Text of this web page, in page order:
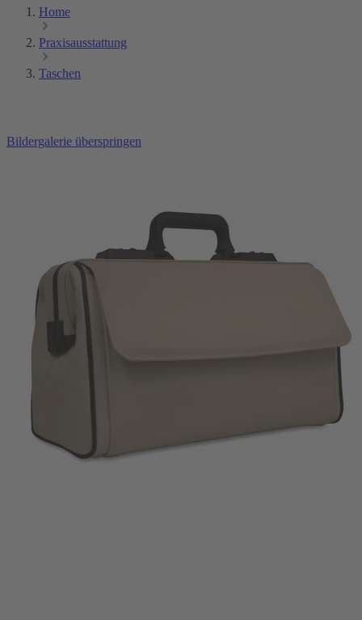
Home
Praxisausstattung
Taschen
Bildergalerie überspringen